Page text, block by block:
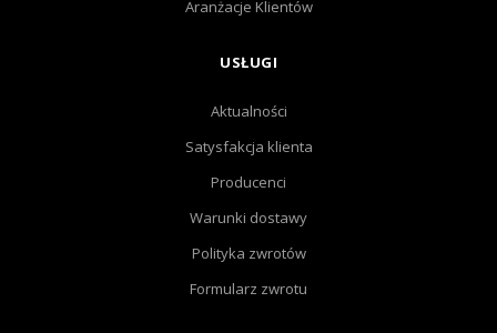
Aranżacje Klientów
USŁUGI
Aktualności
Satysfakcja klienta
Producenci
Warunki dostawy
Polityka zwrotów
Formularz zwrotu